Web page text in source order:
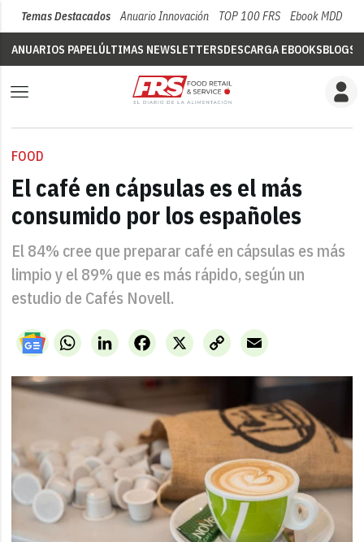
Temas Destacados Anuario Innovación TOP 100 FRS Ebook MDD
ANUARIOS PAPELÚLTIMAS NEWSLETTERSDESCARGA EBOOKSBLOGS
FOOD
El café en cápsulas es el más
consumido por los españoles
El 84% cree que preparar café en cápsulas es más
limpio y el 89% que es más rápido, según un
estudio de Cafés Novell.
WhatsAppLinkedIn X
Facebook
Copy
Link
Email